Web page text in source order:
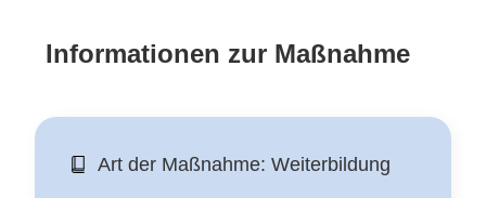
Informationen zur Maßnahme
Art der Maßnahme: Weiterbildung